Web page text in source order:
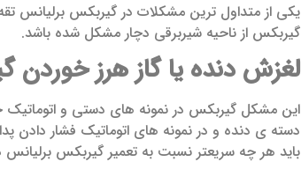
یکی از متداول ترین مشکلات در گیربکس برلیانس
گیربکس از ناحیه شیربرقی دچار مشکل شده باشد.
لغزش دنده یا گاز هرز خوردن
این مشکل گیربکس در نمونه های دستی و
دسته ی دنده و در نمونه های اتوماتیک فشار دادن
باید هر چه سریعتر نسبت به تعمیر گیربکس برلیانس